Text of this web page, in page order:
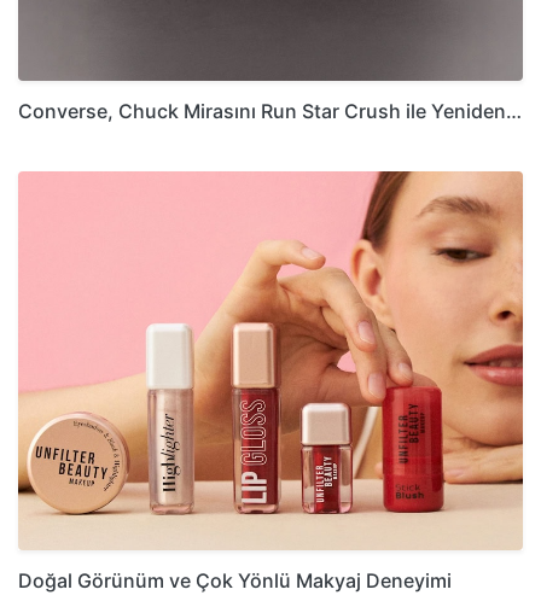
Converse, Chuck Mirasını Run Star Crush ile Yeniden…
Doğal Görünüm ve Çok Yönlü Makyaj Deneyimi